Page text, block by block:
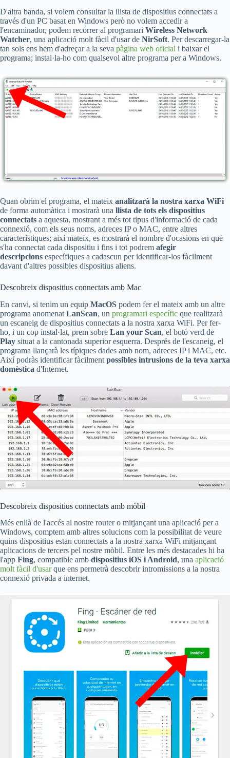
D'altra banda, si volem consultar la llista de dispositius connectats a
través d'un PC basat en Windows però no volem accedir a
l'encaminador, podem recórrer al programari Wireless Network
Watcher, una aplicació molt fàcil d'usar de NirSoft. Per descarregar-la
tan sols ens hem d'adreçar a la seva pàgina web oficial i baixar el
programa; instal·la-ho com qualsevol altre programa per a Windows.
Quan obrim el programa, el mateix analitzarà la nostra xarxa WiFi
de forma automàtica i mostrarà una llista de tots els dispositius
connectats a aquesta, mostrant a més tot tipus d'informació de cada
connexió, com els seus noms, adreces IP o MAC, entre altres
característiques; així mateix, es mostrarà el nombre d'ocasions en què
s'ha connectat cada dispositiu i fins i tot podrem afegir
descripcions específiques a cadascun per identificar-los fàcilment
davant d'altres possibles dispositius aliens.
Descobreix dispositius connectats amb Mac
En canvi, si tenim un equip MacOS podem fer el mateix amb un altre
programa anomenat LanScan, un programari específic que realitzarà
un escaneig de dispositius connectats a la nostra xarxa WiFi. Per fer-
ho, i un cop instal·lat, prem sobre Lan your Scan, el botó verd de
Play situat a la cantonada superior esquerra. Després de l'escaneig, el
programa llançarà les típiques dades amb nom, adreces IP i MAC, etc.
Així podràs identificar fàcilment possibles intrusions de la teva xarxa
domèstica d'Internet.
Descobreix dispositius connectats amb mòbil
Més enllà de l'accés al nostre router o mitjançant una aplicació per a
Windows, comptem amb altres solucions com la possibilitat de veure
quins dispositius estan connectats a la nostra xarxa WiFi mitjançant
aplicacions de tercers pel nostre mòbil. Entre les més destacades hi ha
l'app Fing, compatible amb dispositius iOS i Android, una aplicació
molt fàcil d'usarque ens permetrà descobrir intromissions a la nostra
connexió privada a internet.